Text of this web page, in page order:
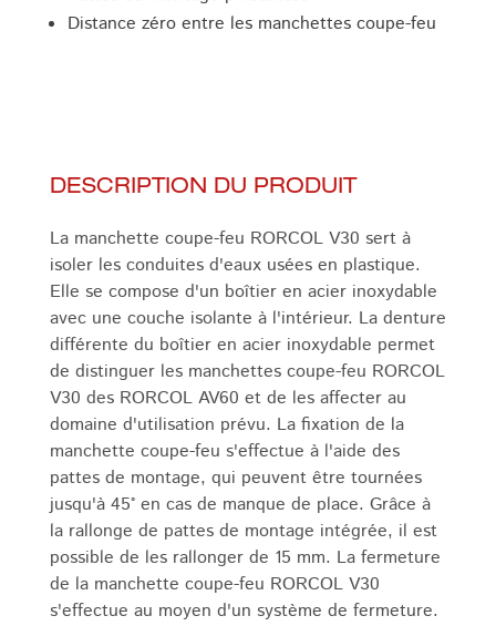
Distance zéro entre les manchettes coupe-feu
DESCRIPTION DU PRODUIT
La manchette coupe-feu RORCOL V30 sert à
isoler les conduites d'eaux usées en plastique.
Elle se compose d'un boîtier en acier inoxydable
avec une couche isolante à l'intérieur. La denture
différente du boîtier en acier inoxydable permet
de distinguer les manchettes coupe-feu RORCOL
V30 des RORCOL AV60 et de les affecter au
domaine d'utilisation prévu. La fixation de la
manchette coupe-feu s'effectue à l'aide des
pattes de montage, qui peuvent être tournées
jusqu'à 45° en cas de manque de place. Grâce à
la rallonge de pattes de montage intégrée, il est
possible de les rallonger de 15 mm. La fermeture
de la manchette coupe-feu RORCOL V30
s'effectue au moyen d'un système de fermeture.